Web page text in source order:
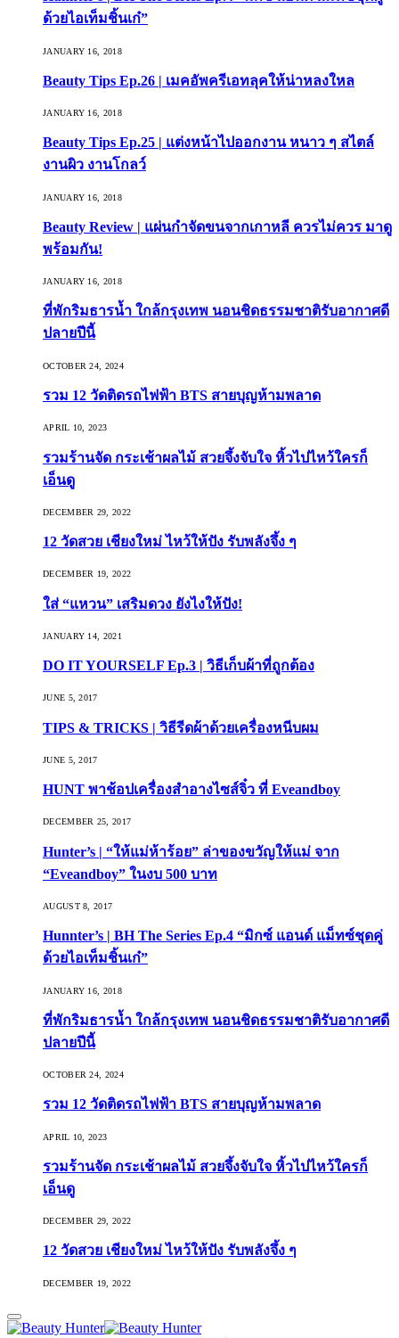
ด้วยไอเท็มชิ้นเก๋”
JANUARY 16, 2018
Beauty Tips Ep.26 | เมคอัพครีเอทลุคให้น่าหลงใหล
JANUARY 16, 2018
Beauty Tips Ep.25 | แต่งหน้าไปออกงาน หนาว ๆ สไตล์
งานผิว งานโกลว์
JANUARY 16, 2018
Beauty Review | แผ่นกำจัดขนจากเกาหลี ควรไม่ควร มาดู
พร้อมกัน!
JANUARY 16, 2018
ที่พักริมธารน้ำ ใกล้กรุงเทพ นอนชิดธรรมชาติรับอากาศดี
ปลายปีนี้
OCTOBER 24, 2024
รวม 12 วัดติดรถไฟฟ้า BTS สายบุญห้ามพลาด
APRIL 10, 2023
รวมร้านจัด กระเช้าผลไม้ สวยจึ้งจับใจ หิ้วไปไหว้ใครก็
เอ็นดู
DECEMBER 29, 2022
12 วัดสวย เชียงใหม่ ไหว้ให้ปัง รับพลังจึ้ง ๆ
DECEMBER 19, 2022
ใส่ “แหวน” เสริมดวง ยังไงให้ปัง!
JANUARY 14, 2021
DO IT YOURSELF Ep.3 | วิธีเก็บผ้าที่ถูกต้อง
JUNE 5, 2017
TIPS & TRICKS | วิธีรีดผ้าด้วยเครื่องหนีบผม
JUNE 5, 2017
HUNT พาช้อปเครื่องสำอางไซส์จิ๋ว ที่ Eveandboy
DECEMBER 25, 2017
Hunter’s | “ให้แม่ห้าร้อย” ล่าของขวัญให้แม่ จาก
“Eveandboy” ในงบ 500 บาท
AUGUST 8, 2017
Hunnter’s | BH The Series Ep.4 “มิกซ์ แอนด์ แม็ทซ์ชุดคู่
ด้วยไอเท็มชิ้นเก๋”
JANUARY 16, 2018
ที่พักริมธารน้ำ ใกล้กรุงเทพ นอนชิดธรรมชาติรับอากาศดี
ปลายปีนี้
OCTOBER 24, 2024
รวม 12 วัดติดรถไฟฟ้า BTS สายบุญห้ามพลาด
APRIL 10, 2023
รวมร้านจัด กระเช้าผลไม้ สวยจึ้งจับใจ หิ้วไปไหว้ใครก็
เอ็นดู
DECEMBER 29, 2022
12 วัดสวย เชียงใหม่ ไหว้ให้ปัง รับพลังจึ้ง ๆ
DECEMBER 19, 2022